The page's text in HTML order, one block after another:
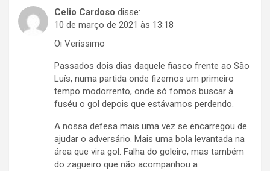
Celio Cardoso disse:
10 de março de 2021 às 13:18
Oi Veríssimo
Passados dois dias daquele fiasco frente ao São
Luís, numa partida onde fizemos um primeiro
tempo modorrento, onde só fomos buscar à
fuséu o gol depois que estávamos perdendo.
A nossa defesa mais uma vez se encarregou de
ajudar o adversário. Mais uma bola levantada na
área que vira gol. Falha do goleiro, mas também
do zagueiro que não acompanhou a